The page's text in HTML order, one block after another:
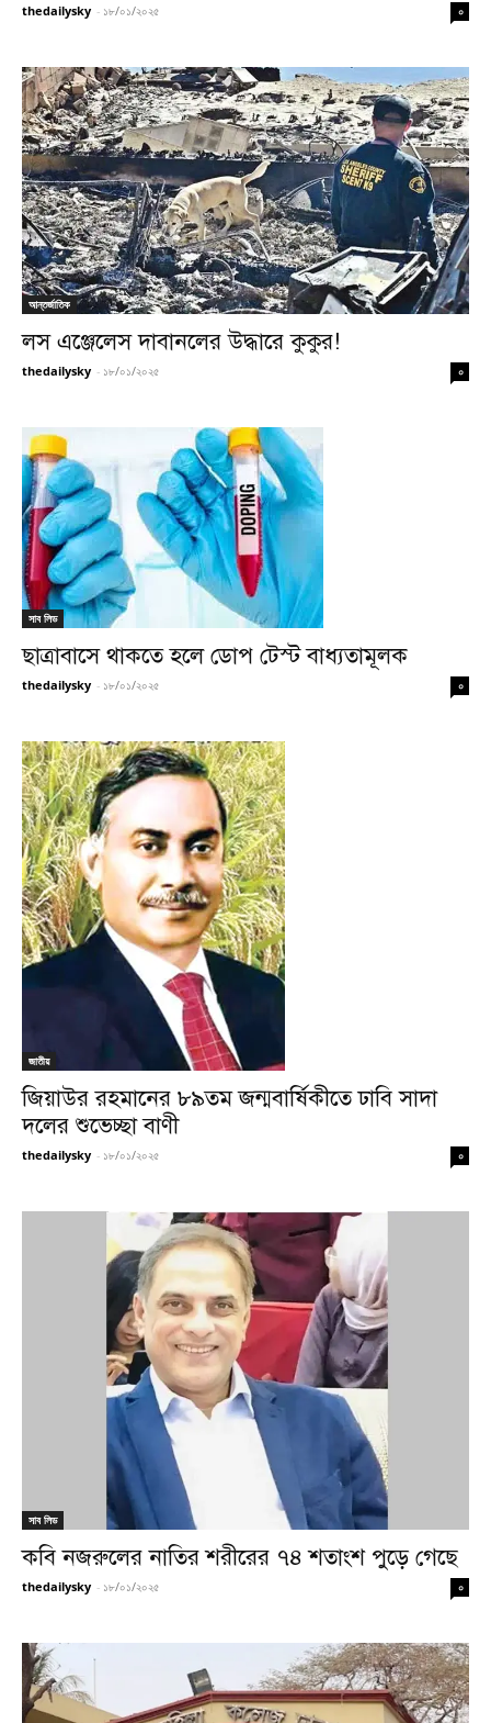
thedailysky - ১৮/০১/২০২৫ ০
আন্তর্জাতিক
লস এঞ্জেলেস দাবানলের উদ্ধারে কুকুর!
thedailysky - ১৮/০১/২০২৫ ০
সাব লিড
ছাত্রাবাসে থাকতে হলে ডোপ টেস্ট বাধ্যতামূলক
thedailysky - ১৮/০১/২০২৫ ০
জাতীয়
জিয়াউর রহমানের ৮৯তম জন্মবার্ষিকীতে ঢাবি সাদা
দলের শুভেচ্ছা বাণী
thedailysky - ১৮/০১/২০২৫ ০
সাব লিড
কবি নজরুলের নাতির শরীরের ৭৪ শতাংশ পুড়ে গেছে
thedailysky - ১৮/০১/২০২৫ ০